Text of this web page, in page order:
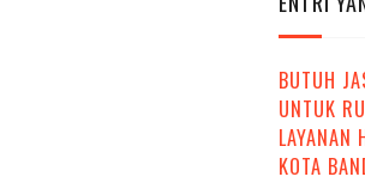
BUTUH
UNTUK
LAYANAN
KOTA